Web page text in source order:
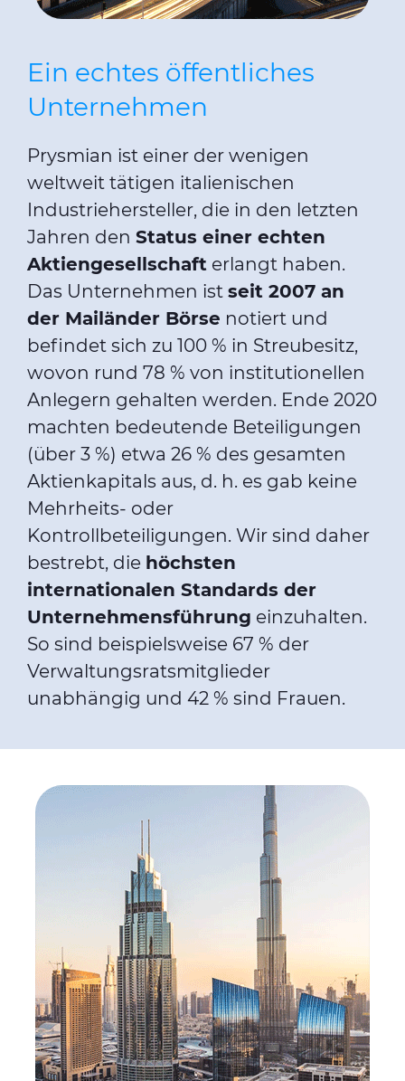
Ein echtes öffentliches
Unternehmen
Prysmian ist einer der wenigen
weltweit tätigen italienischen
Industriehersteller, die in den letzten
Jahren den Status einer echten
Aktiengesellschaft erlangt haben.
Das Unternehmen ist seit 2007 an
der Mailänder Börse notiert und
befindet sich zu 100 % in Streubesitz,
wovon rund 78 % von institutionellen
Anlegern gehalten werden. Ende 2020
machten bedeutende Beteiligungen
(über 3 %) etwa 26 % des gesamten
Aktienkapitals aus, d. h. es gab keine
Mehrheits- oder
Kontrollbeteiligungen. Wir sind daher
bestrebt, die höchsten
internationalen Standards der
Unternehmensführung einzuhalten.
So sind beispielsweise 67 % der
Verwaltungsratsmitglieder
unabhängig und 42 % sind Frauen.